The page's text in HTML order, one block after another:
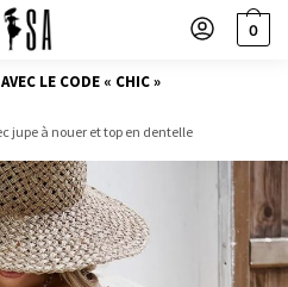
0
LE CODE « CHIC »
jupe à nouer et top en dentelle